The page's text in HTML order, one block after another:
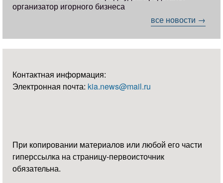
организатор игорного бизнеса
все новости →
Контактная информация:
Электронная почта: kia.news@mail.ru
При копировании материалов или любой его части
гиперссылка на страницу-первоисточник
обязательна.